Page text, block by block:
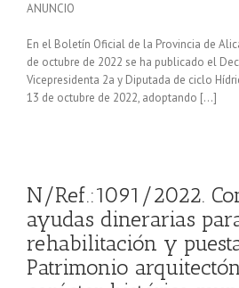
ANUNCIO
En el Boletín Oficial de la Provincia de
de octubre de 2022 se ha publicado el
Vicepresidenta 2a y Diputada de ciclo
13 de octubre de 2022, adoptando […]
N/Ref.:1091/2022.
ayudas dinerarias
rehabilitación y
Patrimonio